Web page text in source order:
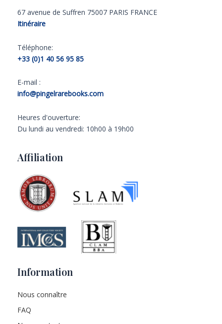
67 avenue de Suffren 75007 PARIS FRANCE
Itinéraire
Téléphone:
+33 (0)1 40 56 95 85
E-mail :
info@pingelrarebooks.com
Heures d'ouverture:
Du lundi au vendredi: 10h00 à 19h00
Affiliation
Information
Nous connaître
FAQ